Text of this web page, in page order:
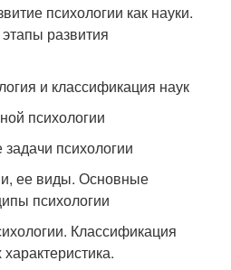
психологии как науки.
развития
и классификация наук
психологии
психологии
ее виды. Основные
психологии
Классификация